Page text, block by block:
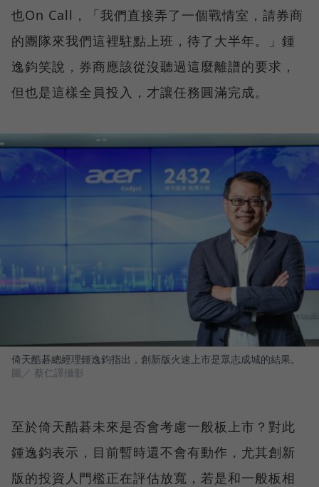
也On Call，「我們直接弄了一個戰情室，請券商
的團隊來我們這裡駐點上班，待了大半年。」鍾
逸鈞笑說，券商應該從沒聽過這麼離譜的要求，
但也是這樣全員投入，才讓任務圓滿完成。
倚天酷碁總經理鍾逸鈞指出，創新版火速上市是眾志成城的結果。
圖／ 蔡仁譯攝影
至於倚天酷碁未來是否會考慮一般板上市？對此
鍾逸鈞表示，目前暫時還不會有動作，尤其創新
版的投資人門檻正在評估放寬，若是和一般板相